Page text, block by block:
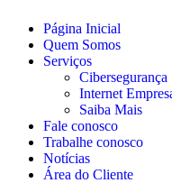
Página Inicial
Quem Somos
Serviços
Cibersegurança
Internet
Saiba Mais
Fale conosco
Trabalhe conosco
Notícias
Área do Cliente